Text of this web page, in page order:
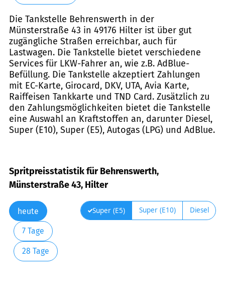
Die Tankstelle Behrenswerth in der
Münsterstraße 43 in 49176 Hilter ist über gut
zugängliche Straßen erreichbar, auch für
Lastwagen. Die Tankstelle bietet verschiedene
Services für LKW-Fahrer an, wie z.B. AdBlue-
Befüllung. Die Tankstelle akzeptiert Zahlungen
mit EC-Karte, Girocard, DKV, UTA, Avia Karte,
Raiffeisen Tankkarte und TND Card. Zusätzlich zu
den Zahlungsmöglichkeiten bietet die Tankstelle
eine Auswahl an Kraftstoffen an, darunter Diesel,
Super (E10), Super (E5), Autogas (LPG) und AdBlue.
Spritpreisstatistik für Behrenswerth,
Münsterstraße 43, Hilter
heute
7 Tage
28 Tage
Super (E5) Super (E10) Diesel